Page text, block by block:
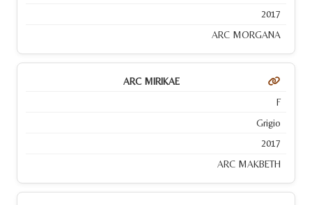
2017
ARC MORGANA
ARC MIRIKAE
F
Grigio
2017
ARC MAKBETH